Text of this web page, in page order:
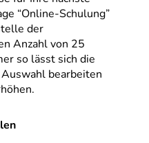
“Online-Schulung”
der
Anzahl von 25
so lässt sich die
bearbeiten